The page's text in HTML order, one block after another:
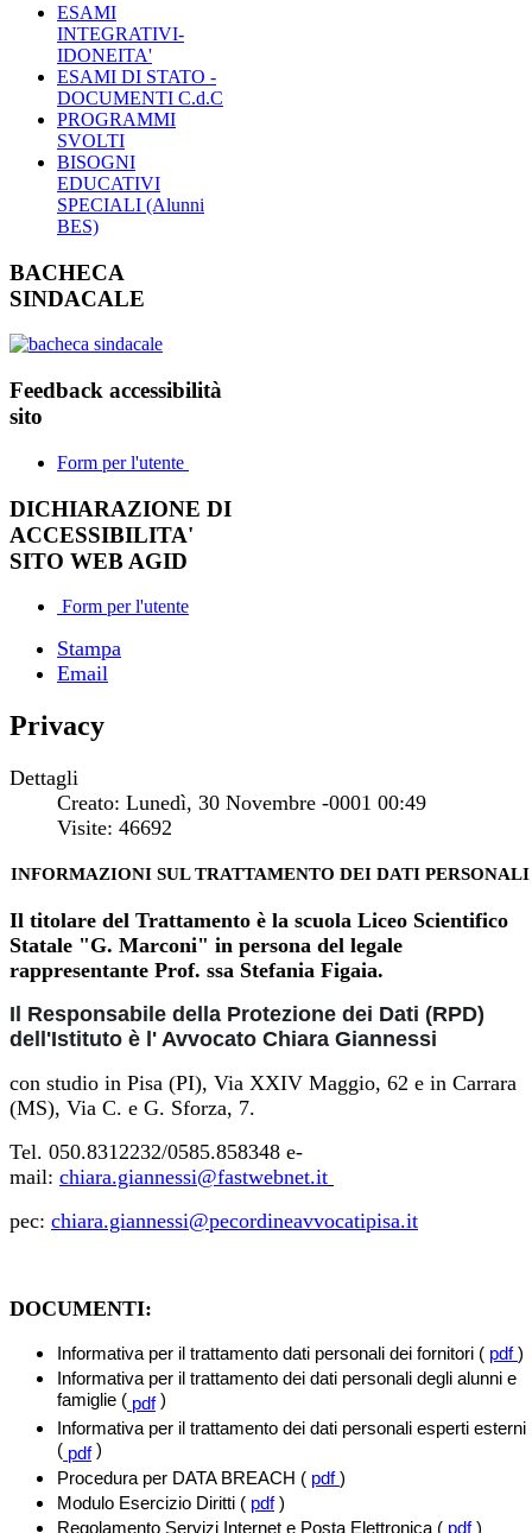
ESAMI
INTEGRATIVI-
IDONEITA'
ESAMI DI STATO -
DOCUMENTI C.d.C
PROGRAMMI
SVOLTI
BISOGNI
EDUCATIVI
SPECIALI (Alunni
BES)
BACHECA
SINDACALE
Feedback accessibilità
sito
Form per l'utente
DICHIARAZIONE DI
ACCESSIBILITA'
SITO WEB AGID
Form per l'utente
Stampa
Email
Privacy
Dettagli
Creato: Lunedì, 30 Novembre -0001 00:49
Visite: 46692
INFORMAZIONI SUL TRATTAMENTO DEI DATI PERSONALI
Il titolare del Trattamento è la scuola Liceo Scientifico
Statale "G. Marconi" in persona del legale
rappresentante Prof. ssa Stefania Figaia.
Il Responsabile della Protezione dei Dati (RPD)
dell'Istituto è l' Avvocato Chiara Giannessi
con studio in Pisa (PI), Via XXIV Maggio, 62 e in Carrara
(MS), Via C. e G. Sforza, 7.
Tel. 050.8312232/0585.858348 e-
mail: chiara.giannessi@fastwebnet.it
pec: chiara.giannessi@pecordineavvocatipisa.it
DOCUMENTI:
Informativa per il trattamento dati personali dei fornitori ( pdf)
Informativa per il trattamento dei dati personali degli alunni e
famiglie ( pdf)
Informativa per il trattamento dei dati personali esperti esterni
( pdf)
Procedura per DATA BREACH ( pdf)
Modulo Esercizio Diritti ( pdf)
Regolamento Servizi Internet e Posta Elettronica ( pdf)